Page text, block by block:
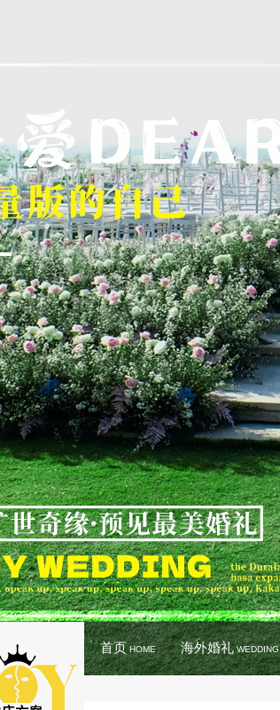
首页HOME 海外婚礼WEDDING